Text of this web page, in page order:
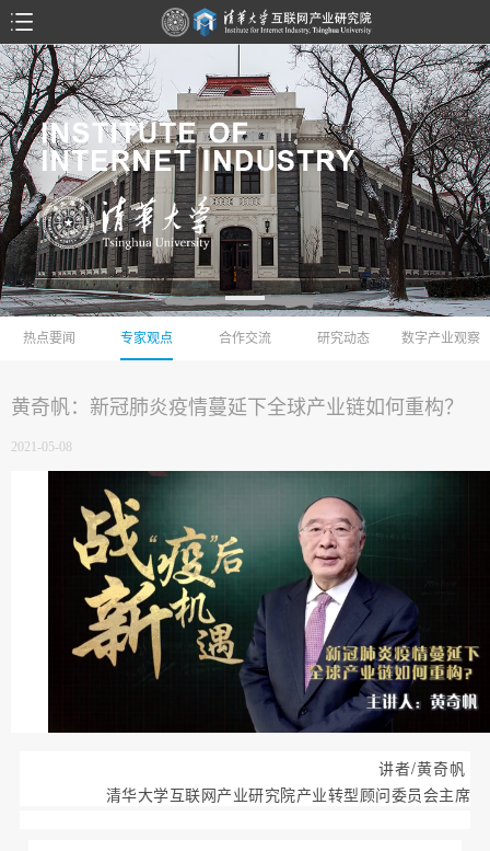
热点要闻 专家观点 合作交流 研究动态 数字产业观察
黄奇帆：新冠肺炎疫情蔓延下全球产业链如何重构？
2021-05-08
讲者/黄奇帆
清华大学互联网产业研究院产业转型顾问委员会主席